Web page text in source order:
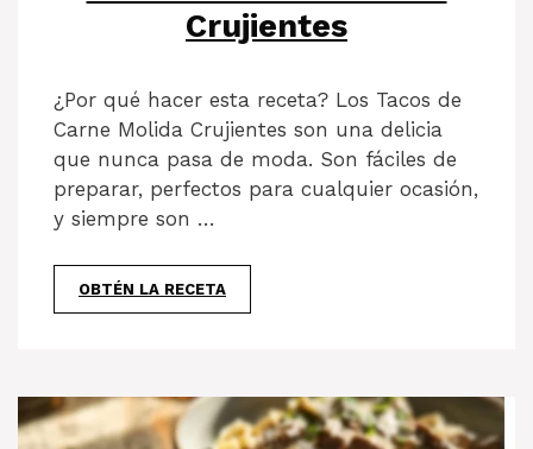
Crujientes
¿Por qué hacer esta receta? Los Tacos de
Carne Molida Crujientes son una delicia
que nunca pasa de moda. Son fáciles de
preparar, perfectos para cualquier ocasión,
y siempre son …
OBTÉN LA RECETA